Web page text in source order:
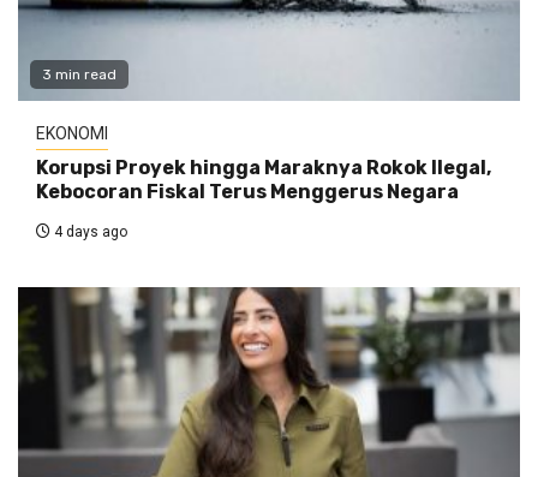
3 min read
EKONOMI
Korupsi Proyek hingga Maraknya Rokok Ilegal,
Kebocoran Fiskal Terus Menggerus Negara
4 days ago